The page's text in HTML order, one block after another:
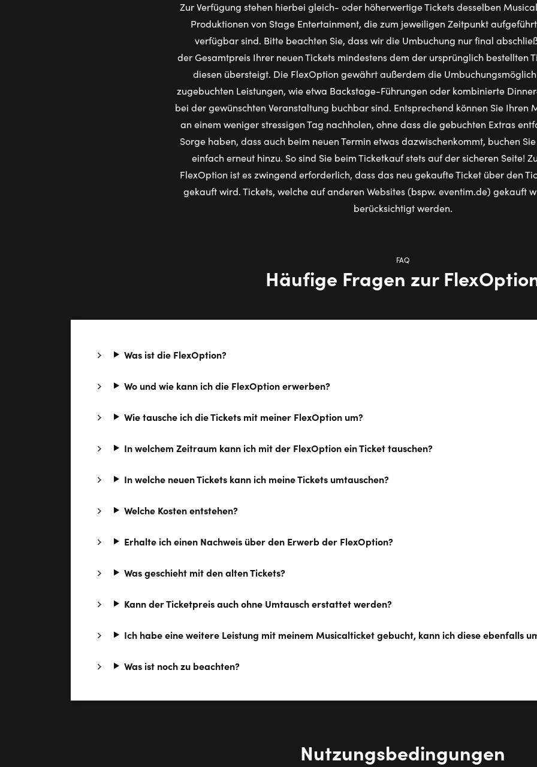
Zur Verfügung stehen hierbei gleich- oder höherwertige Tickets desselben
Produktionen von Stage Entertainment, die zum jeweiligen Zeitpunkt
verfügbar sind. Bitte beachten Sie, dass wir die Umbuchung nur final
der Gesamtpreis Ihrer neuen Tickets mindestens dem der ursprünglich bestellten
diesen übersteigt. Die FlexOption gewährt außerdem die
zugebuchten Leistungen, wie etwa Backstage-Führungen oder kombinierte
bei der gewünschten Veranstaltung buchbar sind. Entsprechend können Sie Ihren
an einem weniger stressigen Tag nachholen, ohne dass die gebuchten Extras
Sorge haben, dass auch beim neuen Termin etwas dazwischenkommt, buchen
einfach erneut hinzu. So sind Sie beim Ticketkauf stets auf der sicheren Seite!
FlexOption ist es zwingend erforderlich, dass das neu gekaufte Ticket über den
gekauft wird. Tickets, welche auf anderen Websites (bspw. eventim.de) gekauft
berücksichtigt werden.
FAQ
Häufige Fragen zur
Was ist die FlexOption?
Wo und wie kann ich die FlexOption erwerben?
Wie tausche ich die Tickets mit meiner FlexOption um?
In welchem Zeitraum kann ich mit der FlexOption ein Ticket tauschen?
In welche neuen Tickets kann ich meine Tickets umtauschen?
Welche Kosten entstehen?
Erhalte ich einen Nachweis über den Erwerb der FlexOption?
Was geschieht mit den alten Tickets?
Kann der Ticketpreis auch ohne Umtausch erstattet werden?
Ich habe eine weitere Leistung mit meinem Musicalticket gebucht, kann ich diese ebenfalls
Was ist noch zu beachten?
Nutzungsbedingungen